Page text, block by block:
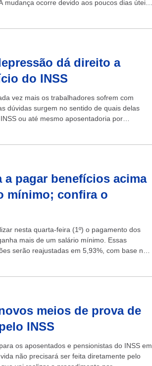
mudança ocorre devido aos poucos dias úteis
dá direito a
do INSS
vez mais os trabalhadores sofrem com
dúvidas surgem no sentido de quais delas
ou até mesmo aposentadoria por
a pagar benefícios acima
mínimo; confira o
nesta quarta-feira (1º) o pagamento dos
mais de um salário mínimo. Essas
serão reajustadas em 5,93%, com base na
meios de prova de
INSS
os aposentados e pensionistas do INSS em
não precisará ser feita diretamente pelo